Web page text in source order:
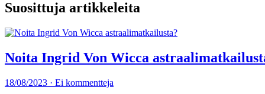
Suosittuja artikkeleita
Noita Ingrid Von Wicca
18/08/2023 · Ei kommentteja